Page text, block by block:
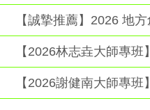
【誠摯推薦】2026 地
【2026謝健南大師專